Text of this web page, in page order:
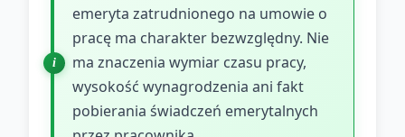
emeryta zatrudnionego na umowie o
pracę ma charakter bezwzględny. Nie
ma znaczenia wymiar czasu pracy,
wysokość wynagrodzenia ani fakt
pobierania świadczeń emerytalnych